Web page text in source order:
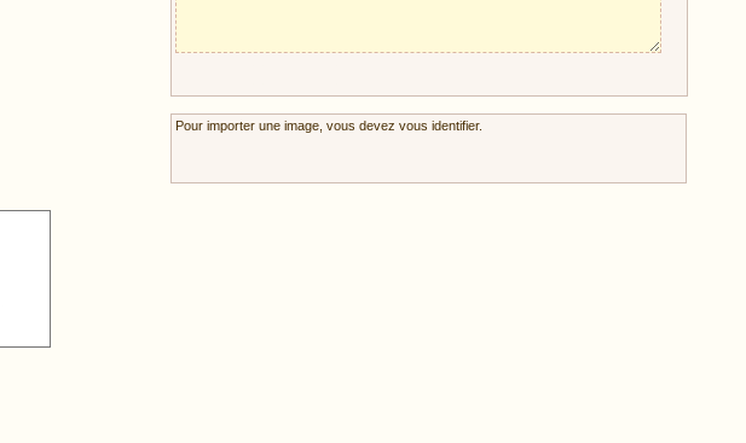
Pour importer une image, vous devez vous identifier.